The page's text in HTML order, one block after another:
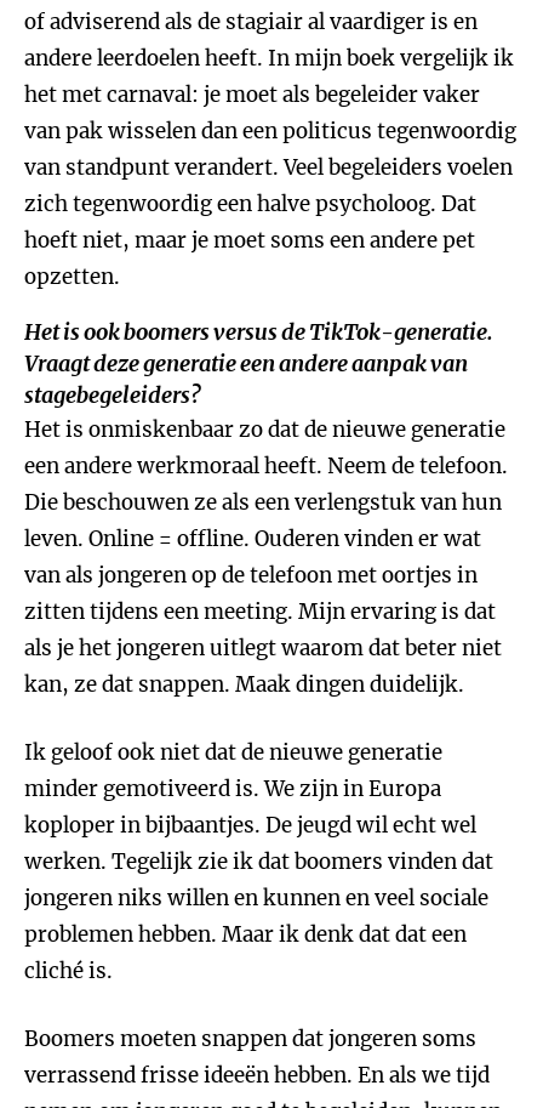
of adviserend als de stagiair al vaardiger is en
andere leerdoelen heeft. In mijn boek vergelijk ik
het met carnaval: je moet als begeleider vaker
van pak wisselen dan een politicus tegenwoordig
van standpunt verandert. Veel begeleiders voelen
zich tegenwoordig een halve psycholoog. Dat
hoeft niet, maar je moet soms een andere pet
opzetten.
Het is ook boomers versus de TikTok-generatie.
Vraagt deze generatie een andere aanpak van
stagebegeleiders?
Het is onmiskenbaar zo dat de nieuwe generatie
een andere werkmoraal heeft. Neem de telefoon.
Die beschouwen ze als een verlengstuk van hun
leven. Online = offline. Ouderen vinden er wat
van als jongeren op de telefoon met oortjes in
zitten tijdens een meeting. Mijn ervaring is dat
als je het jongeren uitlegt waarom dat beter niet
kan, ze dat snappen. Maak dingen duidelijk.
Ik geloof ook niet dat de nieuwe generatie
minder gemotiveerd is. We zijn in Europa
koploper in bijbaantjes. De jeugd wil echt wel
werken. Tegelijk zie ik dat boomers vinden dat
jongeren niks willen en kunnen en veel sociale
problemen hebben. Maar ik denk dat dat een
cliché is.
Boomers moeten snappen dat jongeren soms
verrassend frisse ideeën hebben. En als we tijd